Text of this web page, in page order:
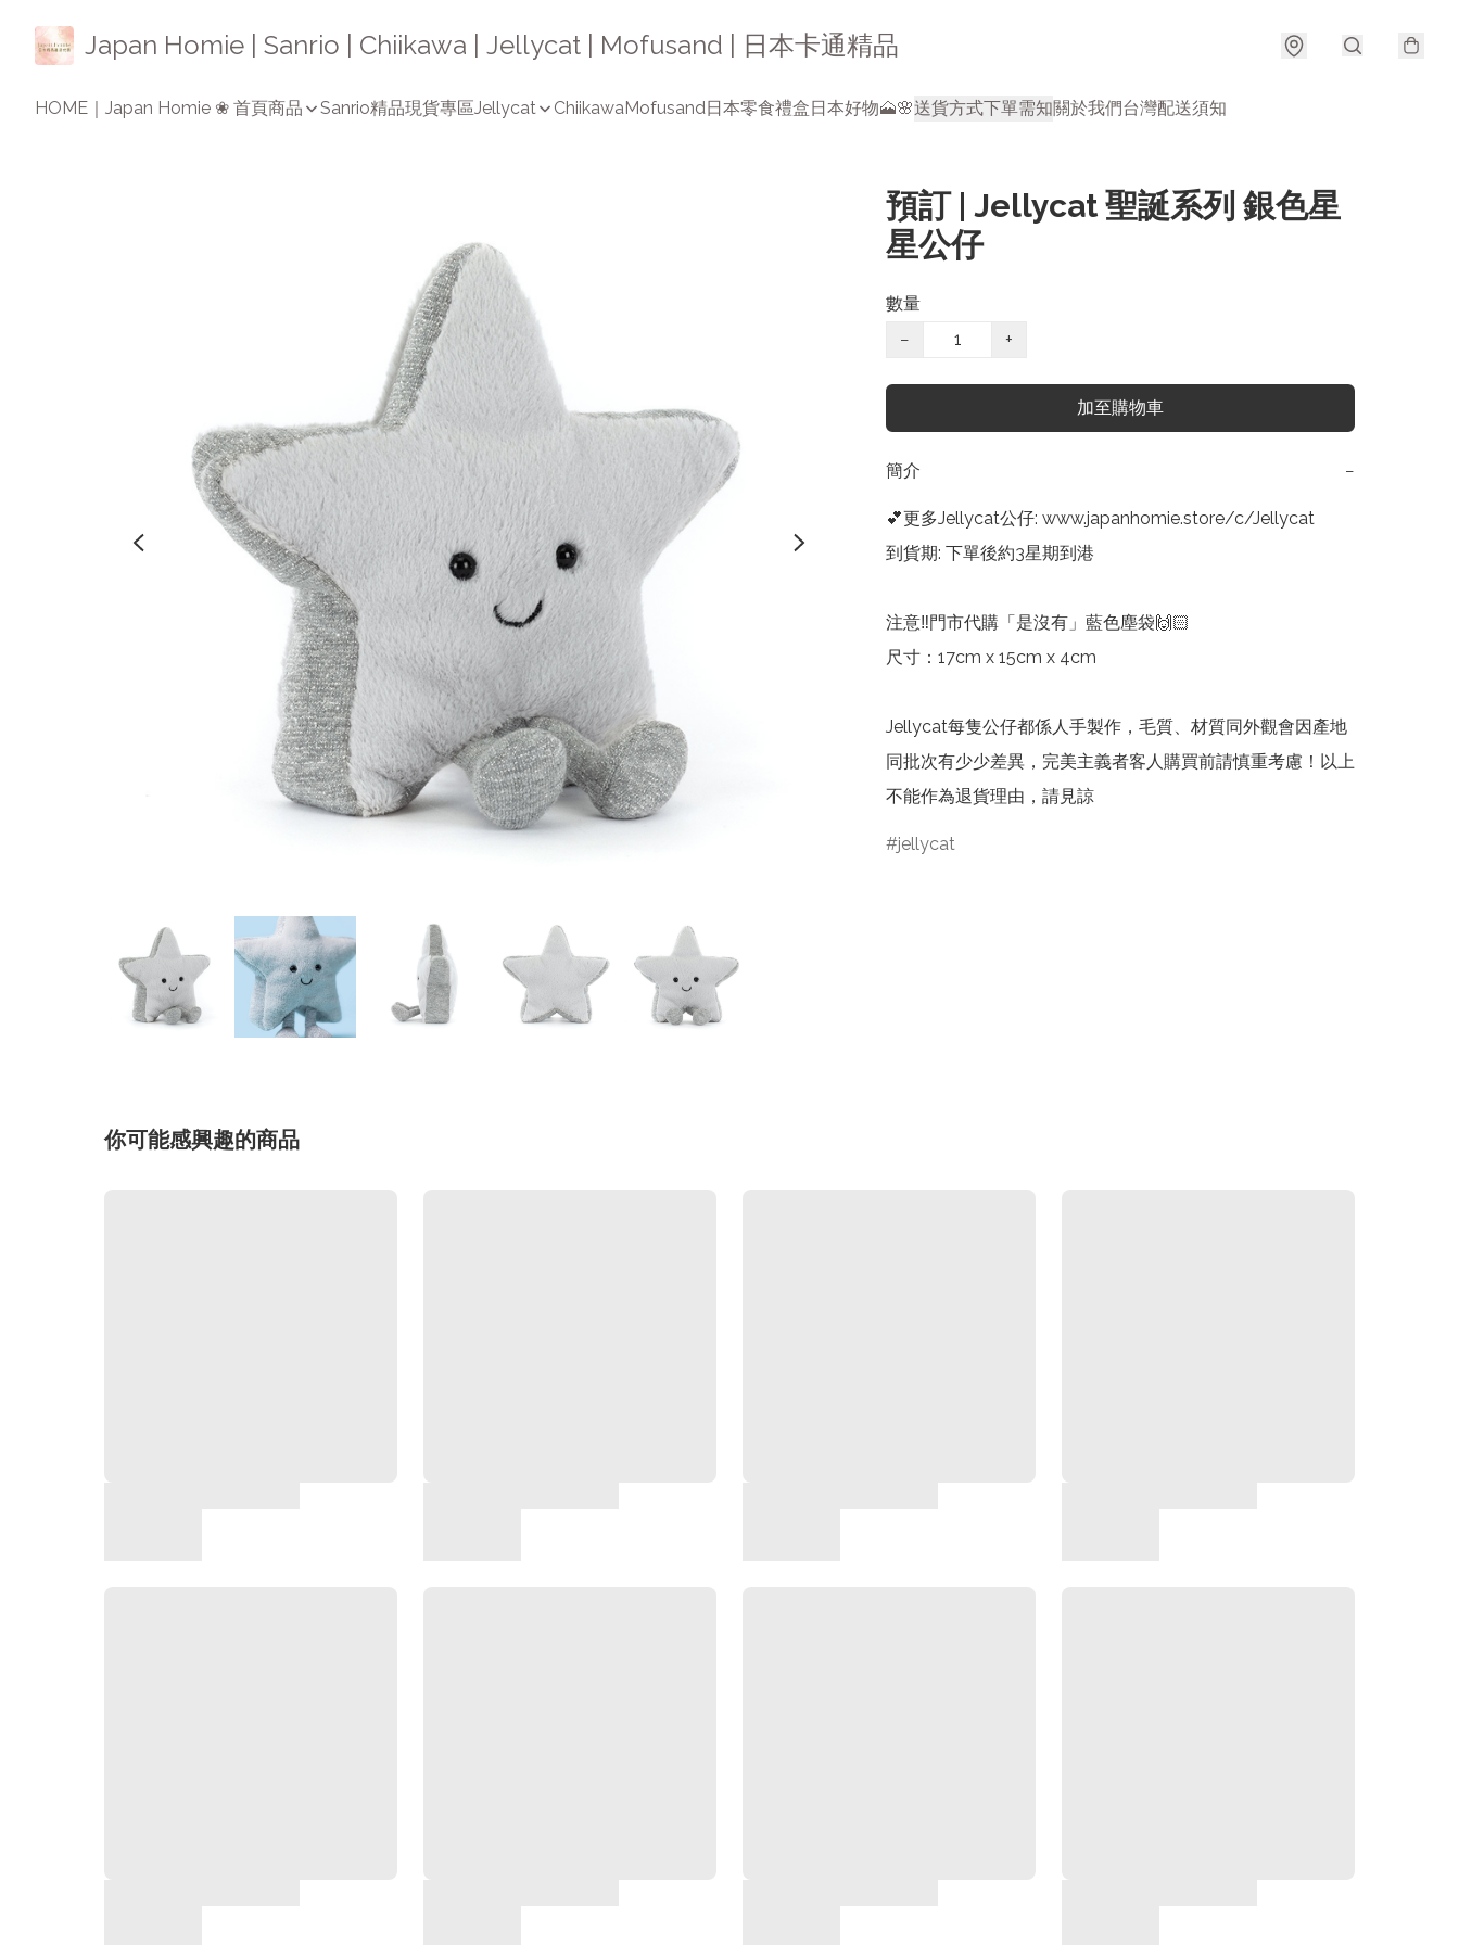
Japan Homie | Sanrio | Chiikawa | Jellycat | Mofusand | 日本卡通精品
HOME｜Japan Homie ❀ 首頁商品 Sanrio精品現貨專區Jellycat ChiikawaMofusand日本零食禮盒日本好物🗻🌸送貨方式下單需知關於我們台灣配送須知
預訂 | Jellycat 聖誕系列 銀色星
星公仔
數量
−
+
加至購物車
簡介 −
💕更多Jellycat公仔: www.japanhomie.store/c/Jellycat
到貨期: 下單後約3星期到港
注意‼️門市代購「是沒有」藍色塵袋🙌🏻
尺寸：17cm x 15cm x 4cm
Jellycat每隻公仔都係人手製作，毛質、材質同外觀會因產地
同批次有少少差異，完美主義者客人購買前請慎重考慮！以上
不能作為退貨理由，請見諒
jellycat
你可能感興趣的商品